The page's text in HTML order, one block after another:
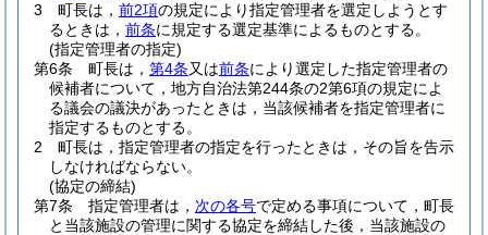
3
町長は， 前2項の規定により指定管理者を選定しようとす
るときは， 前条に規定する選定基準によるものとする。
(指定管理者の指定)
第6条
町長は， 第4条又は前条により選定した指定管理者の
候補者について，地方自治法第244条の2第6項の規定によ
る議会の議決があったときは，当該候補者を指定管理者に
指定するものとする。
2
町長は，指定管理者の指定を行ったときは，その旨を告示
しなければならない。
(協定の締結)
第7条
指定管理者は， 次の各号で定める事項について，町長
と当該施設の管理に関する協定を締結した後，当該施設の